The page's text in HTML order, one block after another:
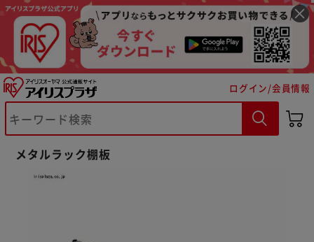
ログイン/会員情報
メタルラック棚板
※ご確認ください